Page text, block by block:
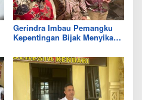
Gerindra Imbau Pemangku
Kepentingan Bijak Menyikapi